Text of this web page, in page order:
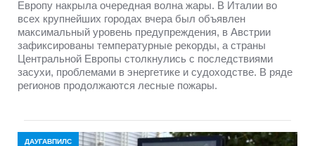
Европу накрыла очередная волна жары. В Италии во
всех крупнейших городах вчера был объявлен
максимальный уровень предупреждения, в Австрии
зафиксированы температурные рекорды, а страны
Центральной Европы столкнулись с последствиями
засухи, проблемами в энергетике и судоходстве. В ряде
регионов продолжаются лесные пожары.
ДАУГАВПИЛС